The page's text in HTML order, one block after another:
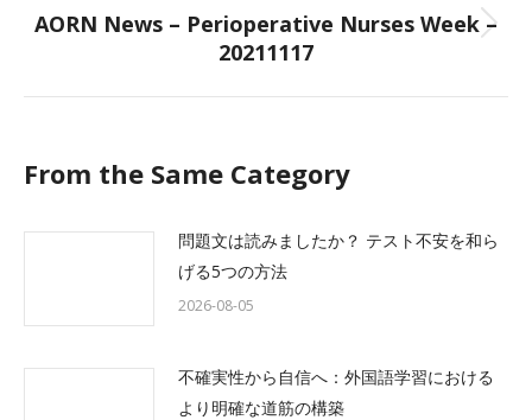
Next
post:
AORN News – Perioperative Nurses Week –
20211117
From the Same Category
問題文は読みましたか？ テスト不安を和ら
げる5つの方法
2026-08-05
不確実性から自信へ：外国語学習における
より明確な道筋の構築